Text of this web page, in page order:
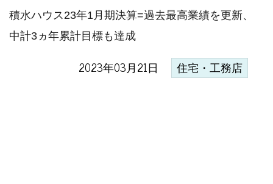
積水ハウス23年1月期決算=過去最高業績を更新、
中計3ヵ年累計目標も達成
2023年03月21日 住宅・工務店